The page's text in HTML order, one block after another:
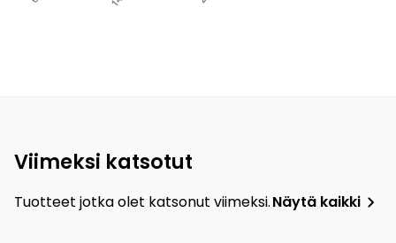
Viimeksi katsotut
Tuotteet jotka olet katsonut viimeksi.Näytä kaikki